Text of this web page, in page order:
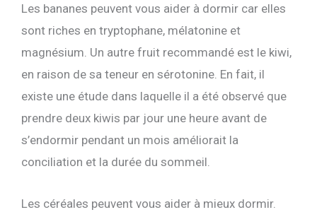
Les bananes peuvent vous aider à dormir car elles
sont riches en tryptophane, mélatonine et
magnésium. Un autre fruit recommandé est le kiwi,
en raison de sa teneur en sérotonine. En fait, il
existe une étude dans laquelle il a été observé que
prendre deux kiwis par jour une heure avant de
s’endormir pendant un mois améliorait la
conciliation et la durée du sommeil.
Les céréales peuvent vous aider à mieux dormir.